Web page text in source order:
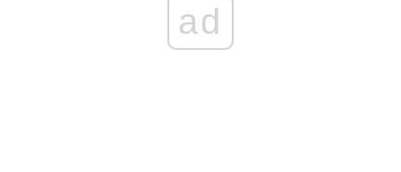
ad